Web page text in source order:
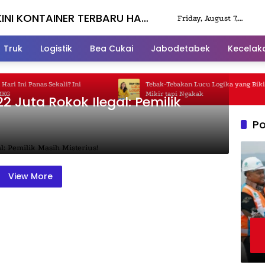
KONTAINER TERBARU HARI
Friday, August 7,
Truk Logistik Bea Cukai Jabodetabek
Ini Panas Sekali? Ini
Tebak-Tebakan Lucu Logika yang Bikin
Mikir tapi Ngakak
Juta Rokok Ilegal: Pemilik
View More